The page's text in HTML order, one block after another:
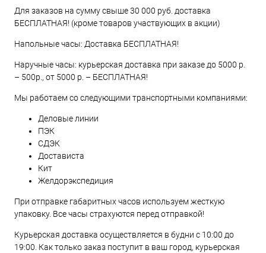
Для заказов на сумму свыше 30 000 руб. доставка
БЕСПЛАТНАЯ! (кроме товаров участвующих в акции)
Напольные часы: Доставка БЕСПЛАТНАЯ!
Наручные часы: курьерская доставка при заказе до 5000 р.
– 500р., от 5000 р. – БЕСПЛАТНАЯ!
Мы работаем со следующими транспортными компаниями:
Деловые линии
ПЭК
СДЭК
Достависта
Кит
Желдорэкспедиция
При отправке габаритных часов используем жесткую
упаковку. Все часы страхуются перед отправкой!
Курьерская доставка осуществляется в будни с 10:00 до
19:00. Как только заказ поступит в ваш город, курьерская